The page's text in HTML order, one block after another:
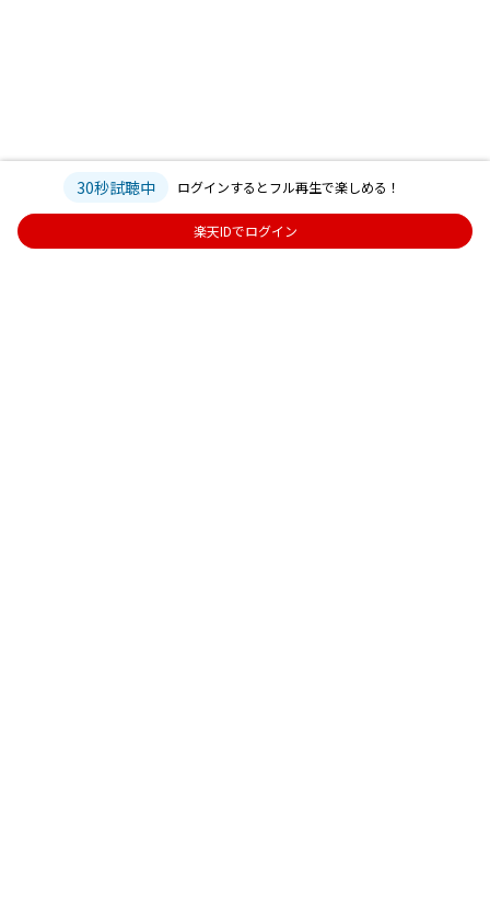
30秒試聴中 ログインするとフル再生で楽しめる！
楽天IDでログイン